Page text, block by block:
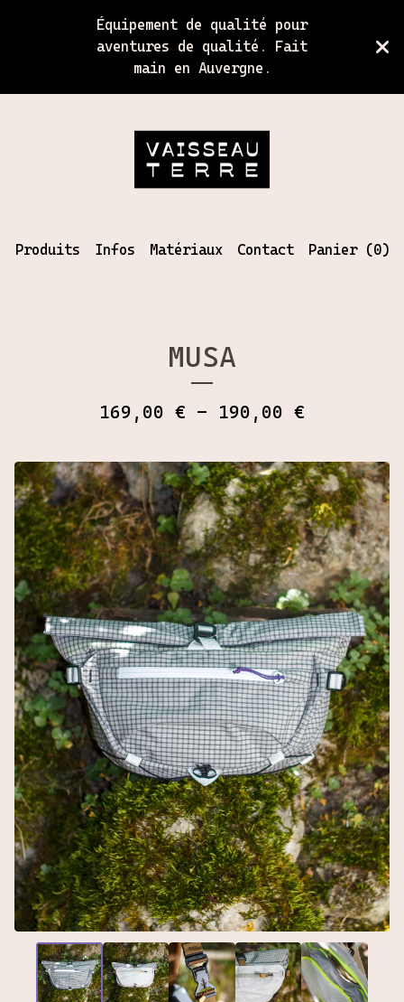
Équipement de qualité pour
aventures de qualité. Fait
main en Auvergne.
Produits Infos Matériaux Contact Panier (0)
MUSA
169,00 € - 190,00 €